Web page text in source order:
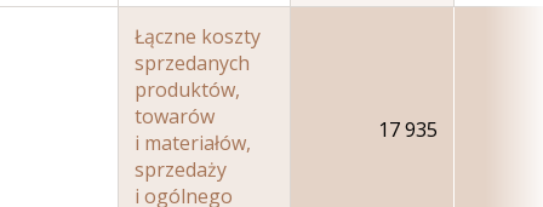
Łączne koszty
sprzedanych
produktów,
towarów
i materiałów,
sprzedaży
i ogólnego
17 935